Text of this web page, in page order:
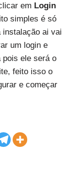
em Login
simples é só
ai vai
um login e
pois ele será o
feito isso o
e começar